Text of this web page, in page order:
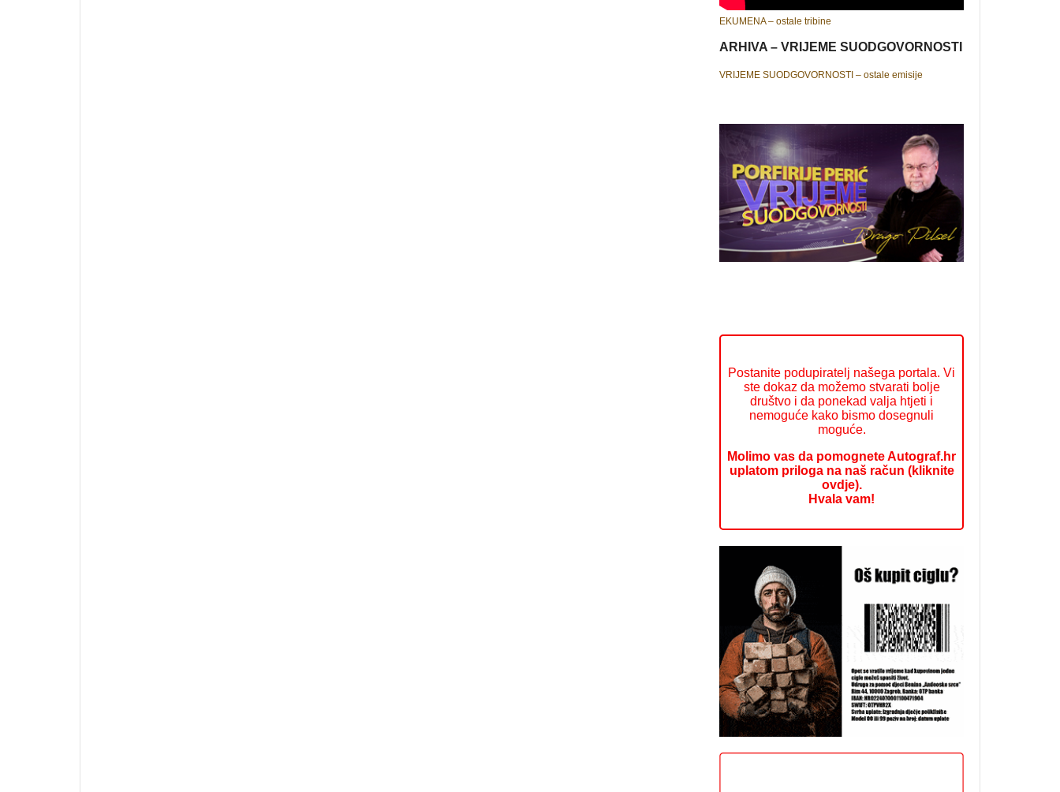
EKUMENA – ostale tribine
ARHIVA – VRIJEME SUODGOVORNOSTI
VRIJEME SUODGOVORNOSTI – ostale emisije
Postanite podupiratelj našega portala. Vi
ste dokaz da možemo stvarati bolje
društvo i da ponekad valja htjeti i
nemoguće kako bismo dosegnuli
moguće.
Molimo vas da pomognete Autograf.hr
uplatom priloga na naš račun (kliknite
ovdje).
Hvala vam!